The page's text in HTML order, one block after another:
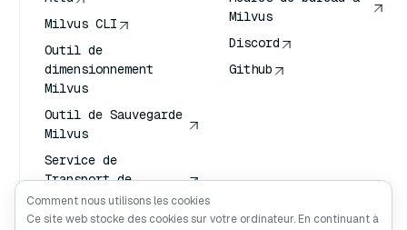
Milvus CLI
Outil de
dimensionnement
Milvus
Outil de Sauvegarde
Milvus
Service de
Transport de
Vecteurs (VTS)
Chercheur en
Milvus
Discord
Github
Comment nous utilisons les cookies
Ce site web stocke des cookies sur votre ordinateur. En continuant à